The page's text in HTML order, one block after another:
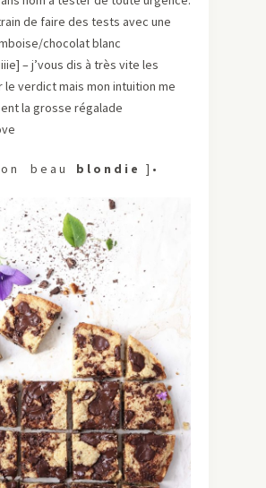
de faire des tests avec une
chocolat blanc
– j’vous dis à très vite les
le verdict mais mon intuition me
la grosse régalade
o n b e a u b l o n d i e ] •